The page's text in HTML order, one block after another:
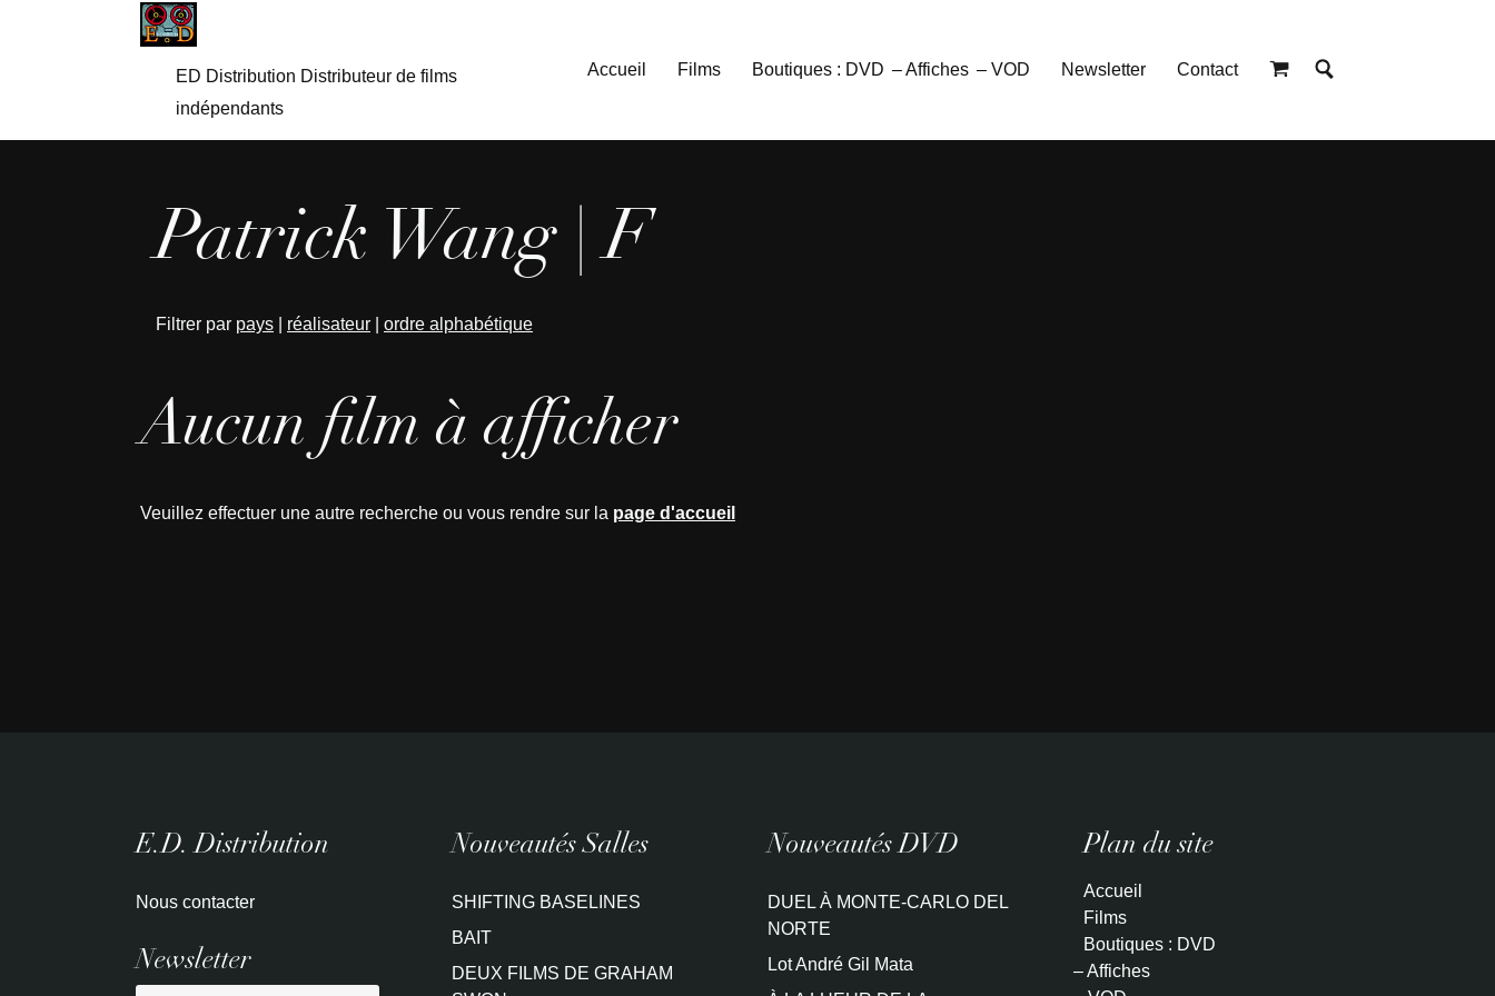
ED Distribution Distributeur de films
indépendants
Accueil Films Boutiques : DVD – Affiches – VOD Newsletter Contact
Patrick Wang | F
Filtrer par pays réalisateur ordre alphabétique
Aucun film à afficher
Veuillez effectuer une autre recherche ou vous rendre sur la page d'accueil
E.D. Distribution
Nous contacter
Newsletter
Nouveautés Salles
SHIFTING BASELINES
BAIT
DEUX FILMS DE GRAHAM
Nouveautés DVD
DUEL À MONTE-CARLO DEL
NORTE
Lot André Gil Mata
Plan du site
Accueil
Films
Boutiques : DVD
– Affiches